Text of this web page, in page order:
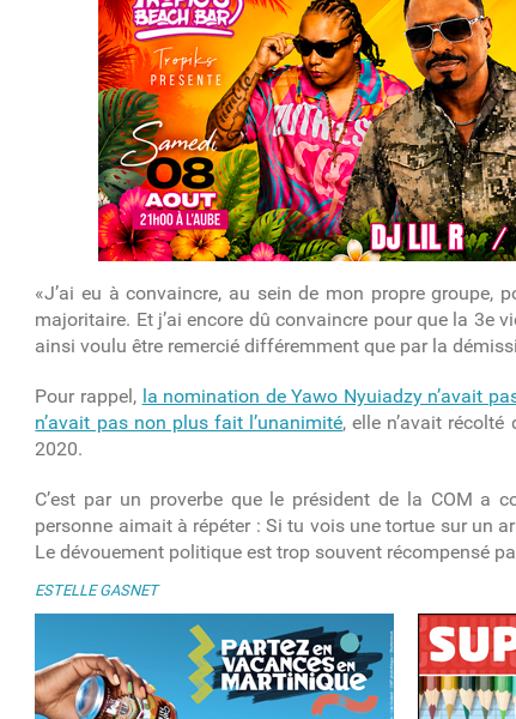
«J’ai eu à convaincre, au sein de mon propre groupe,
majoritaire. Et j’ai encore dû convaincre pour que la 3e
ainsi voulu être remercié différemment que par la
Pour rappel, la nomination de Yawo Nyuiadzy n’avait
n’avait pas non plus fait l’unanimité, elle n’avait
2020.
C’est par un proverbe que le président de la COM a
personne aimait à répéter : Si tu vois une tortue sur un
Le dévouement politique est trop souvent récompensé
ESTELLE GASNET